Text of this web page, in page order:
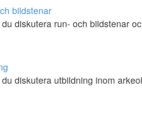
bildstenar
diskutera run- och bildstenar
diskutera utbildning inom